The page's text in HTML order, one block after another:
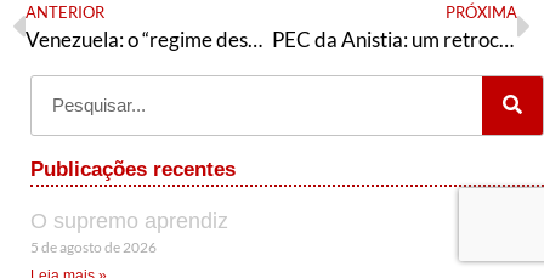
ANTERIOR
Venezuela: o “regime desagradável” de Lula
PRÓXIMA
PEC da Anistia: um retrocesso para as candidaturas negras
Publicações recentes
O supremo aprendiz
5 de agosto de 2026